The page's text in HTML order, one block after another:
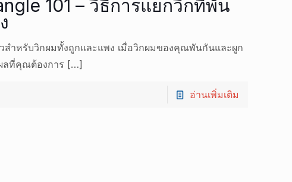
101 – วิธีการแยกวิกที่พัน
สำหรับวิกผมทั้งถูกและแพง เมื่อวิกผมของคุณพันกันและผูก
ลที่คุณต้องการ […]
อ่านเพิ่มเติม